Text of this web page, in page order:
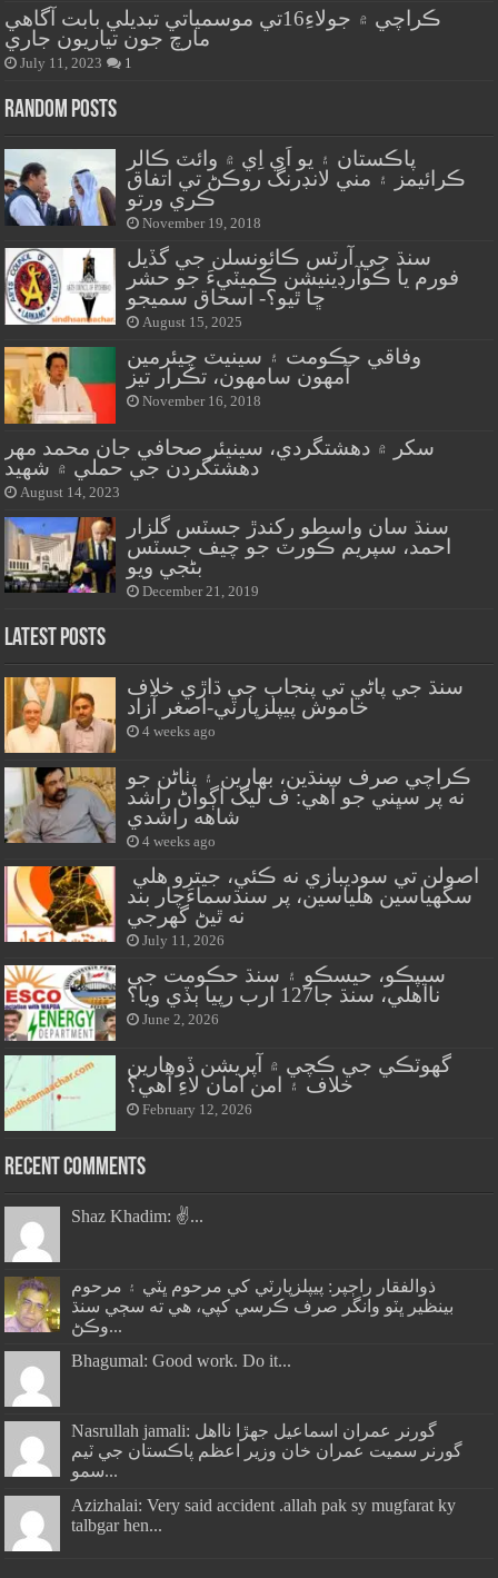
ڪراچي ۾ جولاءِ16تي موسمياتي تبديلي بابت آگاهي
مارچ جون تياريون جاري
July 11, 2023 1
Random Posts
پاڪستان ۽ يو اَي اِي ۾ وائٽ ڪالر
ڪرائيمز ۽ مني لانڊرنگ روڪڻ تي اتفاق
ڪري ورتو
November 19, 2018
سنڌ جي آرٽس ڪائونسلن جي گڏيل
فورم يا ڪوآرڊينيشن ڪميٽيءَ جو حشر
ڇا ٿيو؟- اسحاق سميجو
August 15, 2025
وفاقي حڪومت ۽ سينيٽ چيئرمين
آمهون سامهون، تڪرار تيز
November 16, 2018
سکر ۾ دهشتگردي، سينيئر صحافي جان محمد مهر
دهشتگردن جي حملي ۾ شهيد
August 14, 2023
سنڌ سان واسطو رکندڙ جسٽس گلزار
احمد، سپريم ڪورٽ جو چيف جسٽس
بڻجي ويو
December 21, 2019
Latest Posts
سنڌ جي پاڻي تي پنجاب جي ڌاڙي خلاف
خاموش پيپلزپارٽي-اصغر آزاد
4 weeks ago
ڪراچي صرف سنڌين، بهارين ۽ پٺاڻن جو
نه پر سڀني جو آهي: ف ليگ اڳواڻ راشد
شاهه راشدي
4 weeks ago
سگهياسين هلياسين، پر سنڌسماءَچار بند
نه ٿيڻ گهرجي
July 11, 2026
سيپڪو، حيسڪو ۽ سنڌ حڪومت جي
نااهلي، سنڌ جا127 ارب رپيا ٻڏي ويا؟
June 2, 2026
گهوٽڪي جي ڪچي ۾ آپريشن ڏوهارين
خلاف ۽ امن امان لاءِ آهي؟
February 12, 2026
Recent Comments
Shaz Khadim: ✌️...
ذوالفقار راڄپر: پيپلزپارٽي کي مرحوم ڀٽي ۽ مرحوم
بينظير ڀٽو وانگر صرف ڪرسي کپي، هي ته سڄي سنڌ
وڪڻ...
Bhagumal: Good work. Do it...
Nasrullah jamali: گورنر عمران اسماعيل جھڙا نااهل
گورنر سميت عمران خان وزير اعظم پاڪستان جي ٽيم
سمو...
Azizhalai: Very said accident .allah pak sy mugfarat ky
talbgar hen...